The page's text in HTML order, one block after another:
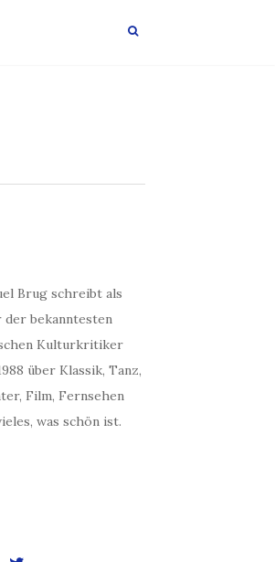
Brug schreibt als
der bekanntesten
Kulturkritiker
über Klassik, Tanz,
Film, Fernsehen
was schön ist.